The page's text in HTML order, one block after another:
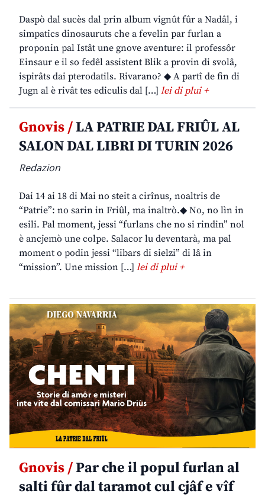
Daspò dal sucès dal prin album vignût fûr a Nadâl, i
simpatics dinosauruts che a fevelin par furlan a
proponin pal Istât une gnove aventure: il professôr
Einsaur e il so fedêl assistent Blik a provin di svolâ,
ispirâts dai pterodatils. Rivarano? ◆ A partî de fin di
Jugn al è rivât tes ediculis dal […] lei di plui +
Gnovis /LA PATRIE DAL FRIÛL AL
SALON DAL LIBRI DI TURIN 2026
Redazion
Dai 14 ai 18 di Mai no steit a cirînus, noaltris de
“Patrie”: no sarin in Friûl, ma inaltrò.◆ No, no lìn in
esili. Pal moment, jessi “furlans che no si rindin” nol
è ancjemò une colpe. Salacor lu deventarà, ma pal
moment o podin jessi “libars di sielzi” di lâ in
“mission”. Une mission […] lei di plui +
Gnovis /Par che il popul furlan al
salti fûr dal taramot cul cjâf e vîf